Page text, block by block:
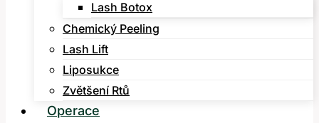
Lash Botox
Chemický Peeling
Lash Lift
Liposukce
Zvětšení Rtů
Operace